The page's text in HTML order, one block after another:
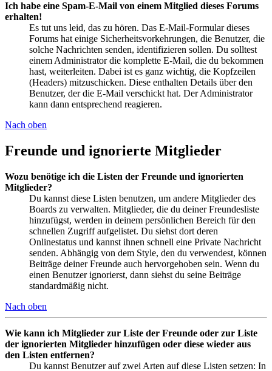
Ich habe eine Spam-E-Mail von einem Mitglied dieses Forums
erhalten!
Es tut uns leid, das zu hören. Das E-Mail-Formular dieses
Forums hat einige Sicherheitsvorkehrungen, die Benutzer, die
solche Nachrichten senden, identifizieren sollen. Du solltest
einem Administrator die komplette E-Mail, die du bekommen
hast, weiterleiten. Dabei ist es ganz wichtig, die Kopfzeilen
(Headers) mitzuschicken. Diese enthalten Details über den
Benutzer, der die E-Mail verschickt hat. Der Administrator
kann dann entsprechend reagieren.
Nach oben
Freunde und ignorierte Mitglieder
Wozu benötige ich die Listen der Freunde und ignorierten
Mitglieder?
Du kannst diese Listen benutzen, um andere Mitglieder des
Boards zu verwalten. Mitglieder, die du deiner Freundesliste
hinzufügst, werden in deinem persönlichen Bereich für den
schnellen Zugriff aufgelistet. Du siehst dort deren
Onlinestatus und kannst ihnen schnell eine Private Nachricht
senden. Abhängig von dem Style, den du verwendest, können
Beiträge deiner Freunde auch hervorgehoben sein. Wenn du
einen Benutzer ignorierst, dann siehst du seine Beiträge
standardmäßig nicht.
Nach oben
Wie kann ich Mitglieder zur Liste der Freunde oder zur Liste
der ignorierten Mitglieder hinzufügen oder diese wieder aus
den Listen entfernen?
Du kannst Benutzer auf zwei Arten auf diese Listen setzen: In